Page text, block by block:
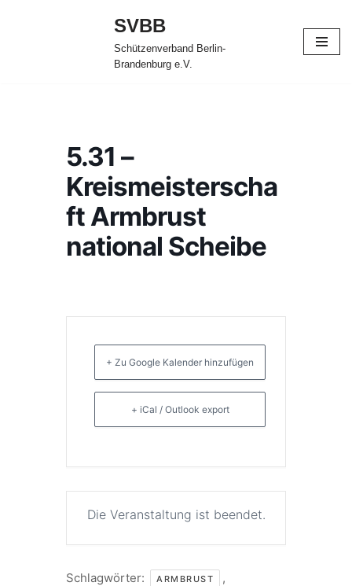
SVBB
Schützenverband Berlin-
Brandenburg e.V.
5.31 –
Kreismeisterscha
ft Armbrust
national Scheibe
+ Zu Google Kalender hinzufügen
+ iCal / Outlook export
Die Veranstaltung ist beendet.
Schlagwörter: ARMBRUST ,